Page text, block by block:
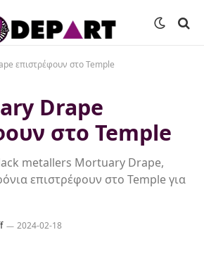
επιστρέφουν στo Temple
Drape
στo Temple
metallers Mortuary Drape,
επιστρέφουν στο Temple για
2024-02-18